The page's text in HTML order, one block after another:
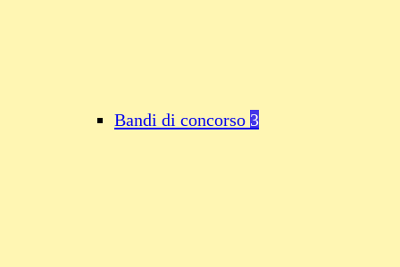
Bandi di concorso 3